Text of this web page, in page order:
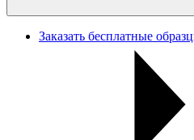
Заказать бесплатные